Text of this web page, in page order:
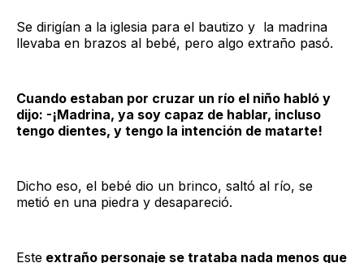
Se dirigían a la iglesia para el bautizo y la madrina
llevaba en brazos al bebé, pero algo extraño pasó.
Cuando estaban por cruzar un río el niño habló y
dijo: -¡Madrina, ya soy capaz de hablar, incluso
tengo dientes, y tengo la intención de matarte!
Dicho eso, el bebé dio un brinco, saltó al río, se
metió en una piedra y desapareció.
Este extraño personaje se trataba nada menos que